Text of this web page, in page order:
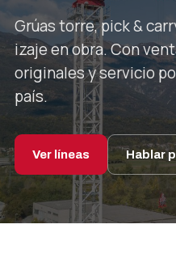
Grúas torre, pick &
izaje en obra. Con
originales y servicio
país.
Ver líneas Hablar